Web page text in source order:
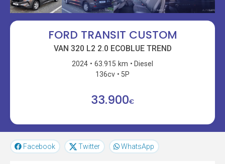
FORD TRANSIT CUSTOM
VAN 320 L2 2.0 ECOBLUE TREND
2024 63.915 km
Diesel
136cv
5P
33.900€
Facebook Twitter WhatsApp